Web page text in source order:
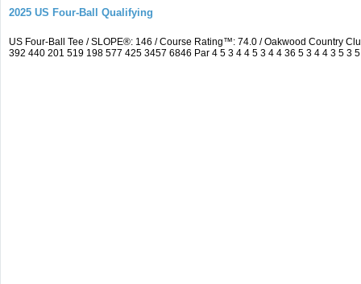
2025 US Four-Ball Qualifying
US Four-Ball Tee / SLOPE®: 146 / Course Rating™: 74.0 / Oakwood Country
392 440 201 519 198 577 425 3457 6846 Par 4 5 3 4 4 5 3 4 4 36 5 3 4 4 3 5 3